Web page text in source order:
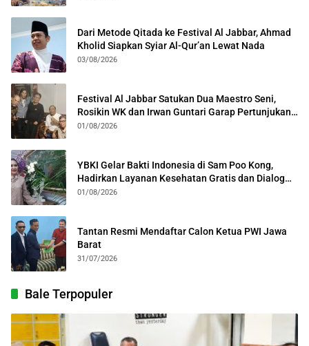
Dari Metode Qitada ke Festival Al Jabbar, Ahmad
Kholid Siapkan Syiar Al-Qur’an Lewat Nada
03/08/2026
Festival Al Jabbar Satukan Dua Maestro Seni,
Rosikin WK dan Irwan Guntari Garap Pertunjukan
Kolosal
01/08/2026
YBKI Gelar Bakti Indonesia di Sam Poo Kong,
Hadirkan Layanan Kesehatan Gratis dan Dialog
Kebangsaan
01/08/2026
Tantan Resmi Mendaftar Calon Ketua PWI Jawa
Barat
31/07/2026
Bale Terpopuler